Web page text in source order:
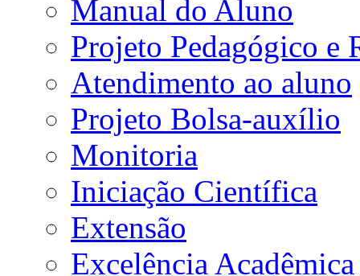
Manual do Aluno
Projeto Pedagógico e
Atendimento ao aluno
Projeto Bolsa-auxílio
Monitoria
Iniciação Científica
Extensão
Excelência Acadêmica